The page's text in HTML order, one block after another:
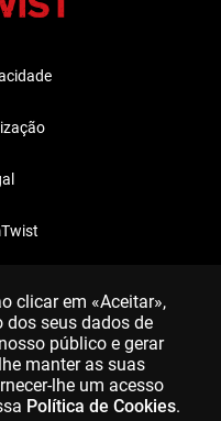
clicar em «Aceitar»,
seus dados de
público e gerar
manter as suas
lhe um acesso
Política de Cookies.